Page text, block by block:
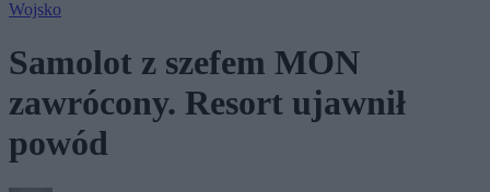
Wojsko
Samolot z szefem MON
zawrócony. Resort ujawnił
powód